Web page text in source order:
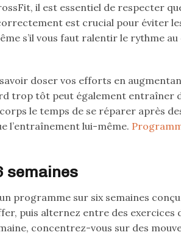
il est essentiel de respecter
est crucial pour éviter
s’il vous faut ralentir le rythme au
doser vos efforts en
trop tôt peut également entraîner
le temps de se réparer après
l’entraînement lui-même.
semaines
programme sur six semaines
puis alternez entre des exercices
concentrez-vous sur des